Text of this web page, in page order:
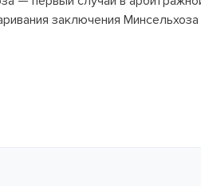
заключения Минсельхоза